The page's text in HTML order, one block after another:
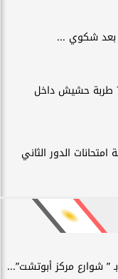
بعد شكوي ...
ضبط عاطل بحوزته 75 طربة حشيش داخل
الدور الثاني
” شوارع مركز أبوتشت”...